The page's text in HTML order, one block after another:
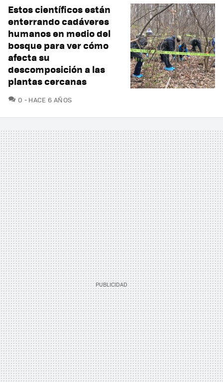
Estos científicos están
enterrando cadáveres
humanos en medio del
bosque para ver cómo
afecta su
descomposición a las
plantas cercanas
0 COMENTARIOS
HACE 6 AÑOS